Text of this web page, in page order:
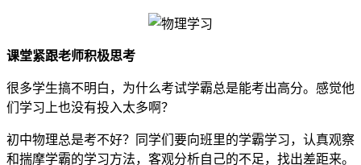
课堂紧跟老师积极思考
很多学生搞不明白，为什么考试学霸总是能考出高分。感觉他
们学习上也没有投入太多啊？
初中物理总是考不好？同学们要向班里的学霸学习，认真观察
和揣摩学霸的学习方法，客观分析自己的不足，找出差距来。